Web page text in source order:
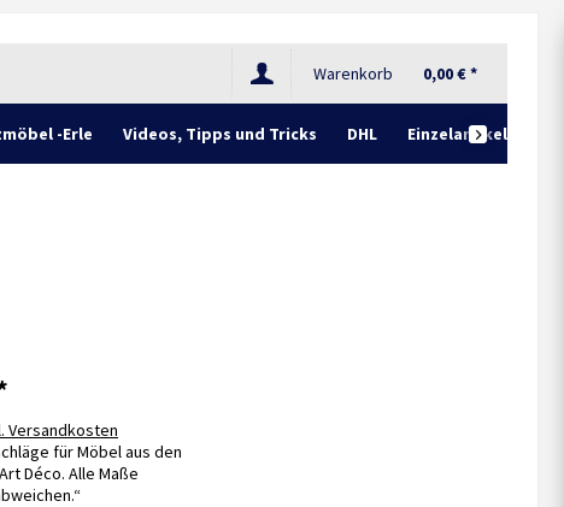
Warenkorb 0,00 € *
-Erle Videos, Tipps und Tricks DHL Einzelartikel

Versandkosten
für Möbel aus den
Déco. Alle Maße